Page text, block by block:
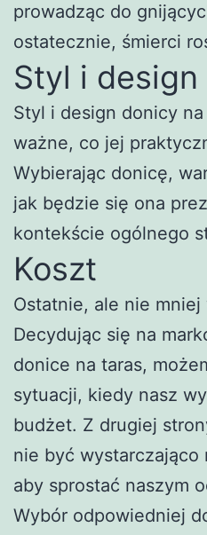
prowadząc do
ostatecznie, śmierci
Styl i design
Styl i design donicy
ważne, co jej
Wybierając donicę,
jak będzie się ona
kontekście ogólnego
Koszt
Ostatnie, ale nie
Decydując się na
donice na taras,
sytuacji, kiedy nasz
budżet. Z drugiej
nie być wystarczająco
aby sprostać naszym
Wybór odpowiedniej